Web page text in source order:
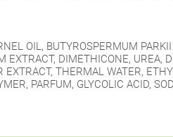
OIL, BUTYROSPERMUM
EXTRACT, DIMETHICONE,
EXTRACT, THERMAL WATER,
PARFUM, GLYCOLIC ACID,